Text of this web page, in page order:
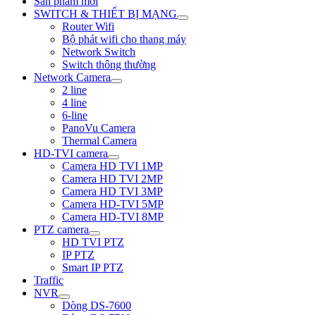
SWITCH & THIẾT BỊ MẠNG
Router Wifi
Bộ phát wifi cho thang máy
Network Switch
Switch thông thường
Network Camera
2 line
4 line
6-line
PanoVu Camera
Thermal Camera
HD-TVI camera
Camera HD TVI 1MP
Camera HD TVI 2MP
Camera HD TVI 3MP
Camera HD-TVI 5MP
Camera HD-TVI 8MP
PTZ camera
HD TVI PTZ
IP PTZ
Smart IP PTZ
Traffic
NVR
Dòng DS-7600